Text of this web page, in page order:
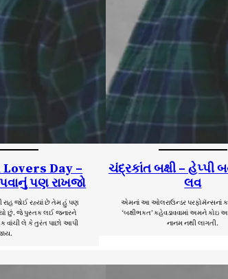
Day –
પણ રાખજો
રાહ જોઈ રહ્યાં છે તેમ હું પણ
છું. જે પુસ્તક લઈ જનારને
વાંચી લે કે તુરંત પાછો આપી
ચંદ્રકાંત બક્ષી – હેપ્પી
લવ
એમનાં આ ઓલરાઉન્ડર પરફોમૅન્સનાં
‘બક્ષીભકત’ કહેવડાવવામાં અમને કોઇ
નાનમ નથી લાગતી.